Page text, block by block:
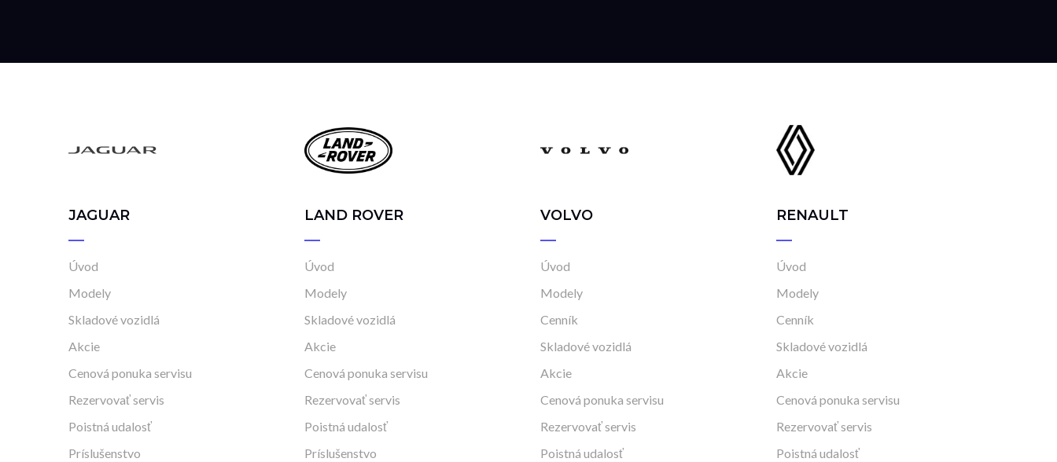
JAGUAR
Úvod
Modely
Skladové vozidlá
Akcie
Cenová ponuka servisu
Rezervovať servis
Poistná udalosť
Príslušenstvo
LAND ROVER
Úvod
Modely
Skladové vozidlá
Akcie
Cenová ponuka servisu
Rezervovať servis
Poistná udalosť
Príslušenstvo
VOLVO
Úvod
Modely
Cenník
Skladové vozidlá
Akcie
Cenová ponuka servisu
Rezervovať servis
Poistná udalosť
RENAULT
Úvod
Modely
Cenník
Skladové vozidlá
Akcie
Cenová ponuka servisu
Rezervovať servis
Poistná udalosť